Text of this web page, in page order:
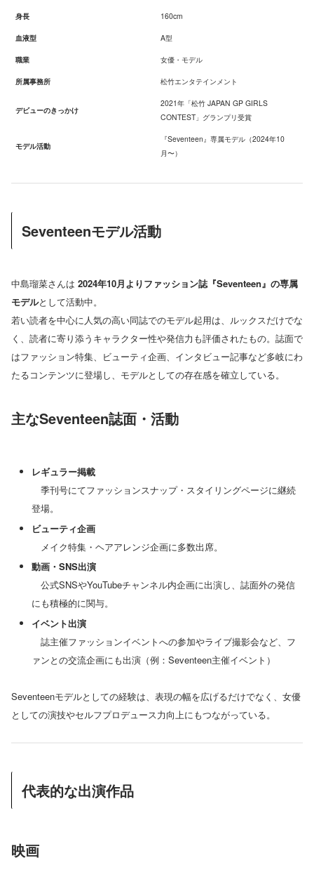
身長 160cm
血液型 A型
職業 女優・モデル
所属事務所 松竹エンタテインメント
デビューのきっかけ
2021年「松竹 JAPAN GP GIRLS
CONTEST」グランプリ受賞
モデル活動
『Seventeen』専属モデル（2024年10
月〜）
Seventeenモデル活動
中島瑠菜さんは 2024年10月よりファッション誌『Seventeen』の専属
モデルとして活動中。
若い読者を中心に人気の高い同誌でのモデル起用は、ルックスだけでな
く、読者に寄り添うキャラクター性や発信力も評価されたもの。誌面で
はファッション特集、ビューティ企画、インタビュー記事など多岐にわ
たるコンテンツに登場し、モデルとしての存在感を確立している。
主なSeventeen誌面・活動
レギュラー掲載
季刊号にてファッションスナップ・スタイリングページに継続
登場。
ビューティ企画
メイク特集・ヘアアレンジ企画に多数出席。
動画・SNS出演
公式SNSやYouTubeチャンネル内企画に出演し、誌面外の発信
にも積極的に関与。
イベント出演
誌主催ファッションイベントへの参加やライブ撮影会など、フ
ァンとの交流企画にも出演（例：Seventeen主催イベント）
Seventeenモデルとしての経験は、表現の幅を広げるだけでなく、女優
としての演技やセルフプロデュース力向上にもつながっている。
代表的な出演作品
映画